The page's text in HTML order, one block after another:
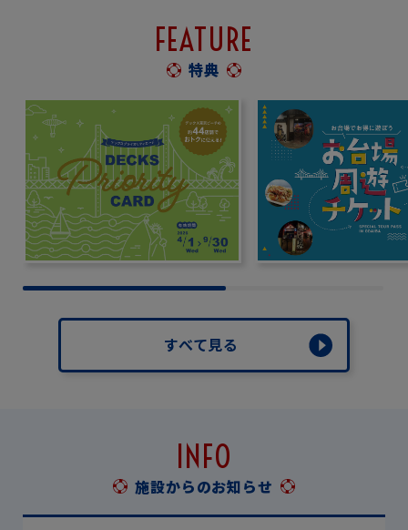
FEATURE
特典
すべて見る
INFO
施設からのお知らせ